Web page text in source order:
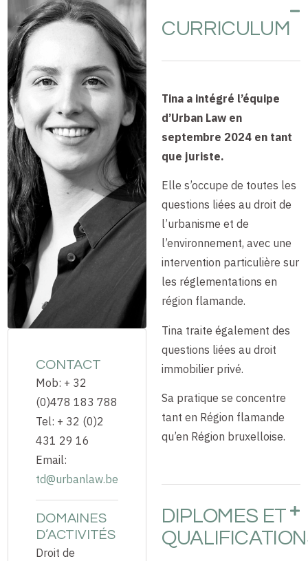
CONTACT
Mob: + 32
(0)478 183 788
Tel: + 32 (0)2
431 29 16
Email:
td@urbanlaw.be
DOMAINES
D’ACTIVITÉS
Droit de
CURRICULUM
Tina a intégré l’équipe
d’Urban Law en
septembre 2024 en tant
que juriste.
Elle s’occupe de toutes les
questions liées au droit de
l’urbanisme et de
l’environnement, avec une
intervention particulière sur
les réglementations en
région flamande.
Tina traite également des
questions liées au droit
immobilier privé.
Sa pratique se concentre
tant en Région flamande
qu’en Région bruxelloise.
DIPLOMES ET